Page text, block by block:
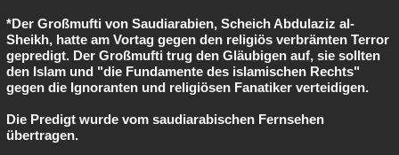
*Der Großmufti von Saudiarabien, Scheich Abdulaziz al-
Sheikh, hatte am Vortag gegen den religiös verbrämten Terror
gepredigt. Der Großmufti trug den Gläubigen auf, sie sollten
den Islam und "die Fundamente des islamischen Rechts"
gegen die Ignoranten und religiösen Fanatiker verteidigen.
Die Predigt wurde vom saudiarabischen Fernsehen
übertragen.